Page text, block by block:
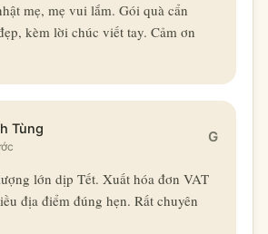
mẹ, mẹ vui lắm. Gói quà cẩn
kèm lời chúc viết tay. Cảm ơn
Tùng G
lớn dịp Tết. Xuất hóa đơn VAT
địa điểm đúng hẹn. Rất chuyên